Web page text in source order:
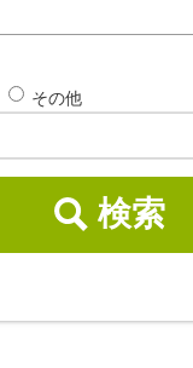
その他
検索